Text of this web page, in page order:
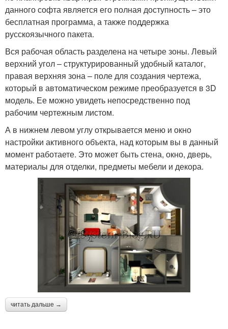
данного софта является его полная доступность – это
бесплатная программа, а также поддержка
русскоязычного пакета.
Вся рабочая область разделена на четыре зоны. Левый
верхний угол – структурированный удобный каталог,
правая верхняя зона – поле для создания чертежа,
который в автоматическом режиме преобразуется в 3D
модель. Ее можно увидеть непосредственно под
рабочим чертежным листом.
А в нижнем левом углу открывается меню и окно
настройки активного объекта, над которым вы в данный
момент работаете. Это может быть стена, окно, дверь,
материалы для отделки, предметы мебели и декора.
читать дальше →